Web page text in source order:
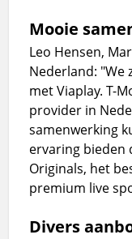
Mooie
Leo Hensen,
Nederland: "We
met Viaplay. T-
provider in
samenwerking
ervaring bieden
Originals, het
premium live
Divers